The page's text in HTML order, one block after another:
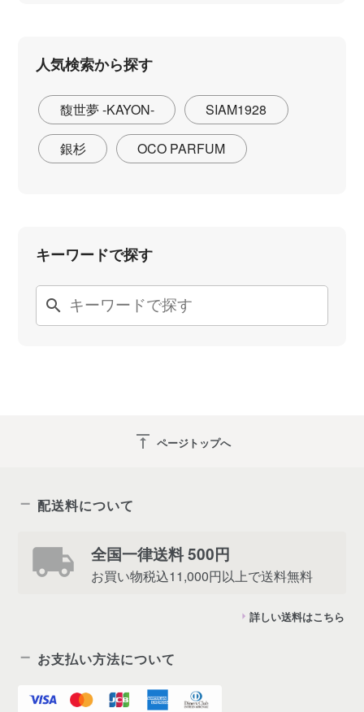
人気検索から探す
馥世夢 -KAYON- SIAM1928
銀杉 OCO PARFUM
キーワードで探す
search
vertical_align_top ページトップへ
配送料について
全国一律送料 500円
お買い物税込11,000円以上で送料無料
詳しい送料はこちら
お支払い方法について